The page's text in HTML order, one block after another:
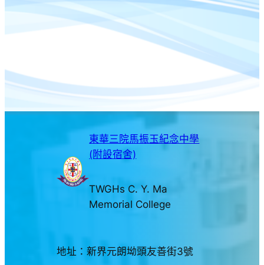
東華三院馬振玉紀念中學
(附設宿舍)
TWGHs C. Y. Ma
Memorial College
地址：新界元朗坳頭友善街3號